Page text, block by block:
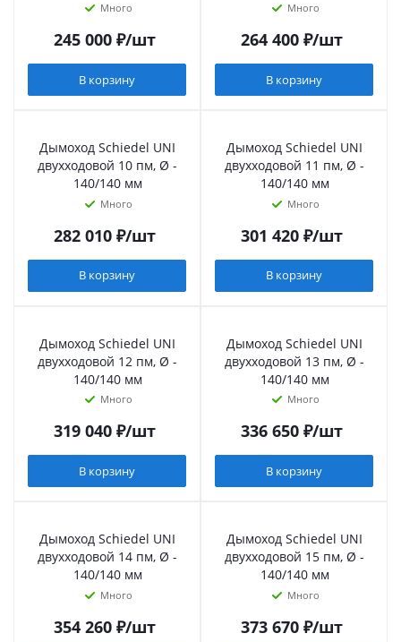
Много
245 000₽/шт
В корзину
Много
264 400₽/шт
В корзину
Дымоход Schiedel UNI
двухходовой 10 пм, Ø -
140/140 мм
Много
282 010₽/шт
В корзину
Дымоход Schiedel UNI
двухходовой 11 пм, Ø -
140/140 мм
Много
301 420₽/шт
В корзину
Дымоход Schiedel UNI
двухходовой 12 пм, Ø -
140/140 мм
Много
319 040₽/шт
В корзину
Дымоход Schiedel UNI
двухходовой 13 пм, Ø -
140/140 мм
Много
336 650₽/шт
В корзину
Дымоход Schiedel UNI
двухходовой 14 пм, Ø -
140/140 мм
Много
354 260₽/шт
Дымоход Schiedel UNI
двухходовой 15 пм, Ø -
140/140 мм
Много
373 670₽/шт